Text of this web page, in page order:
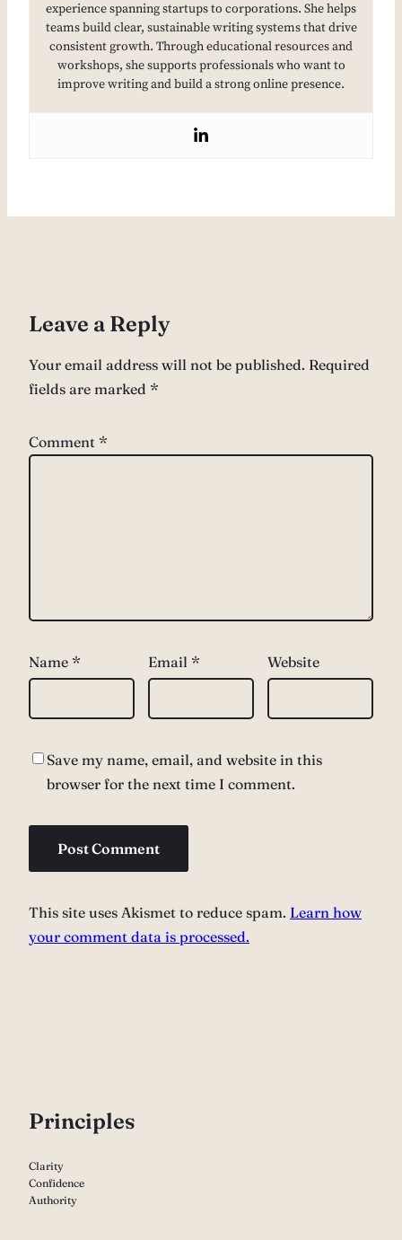
experience spanning startups to corporations. She helps
teams build clear, sustainable writing systems that drive
consistent growth. Through educational resources and
workshops, she supports professionals who want to
improve writing and build a strong online presence.
Leave a Reply
Your email address will not be published. Required
fields are marked *
Comment *
Name * Email * Website
Save my name, email, and website in this
browser for the next time I comment.
This site uses Akismet to reduce spam. Learn how
your comment data is processed.
Principles
Clarity
Confidence
Authority